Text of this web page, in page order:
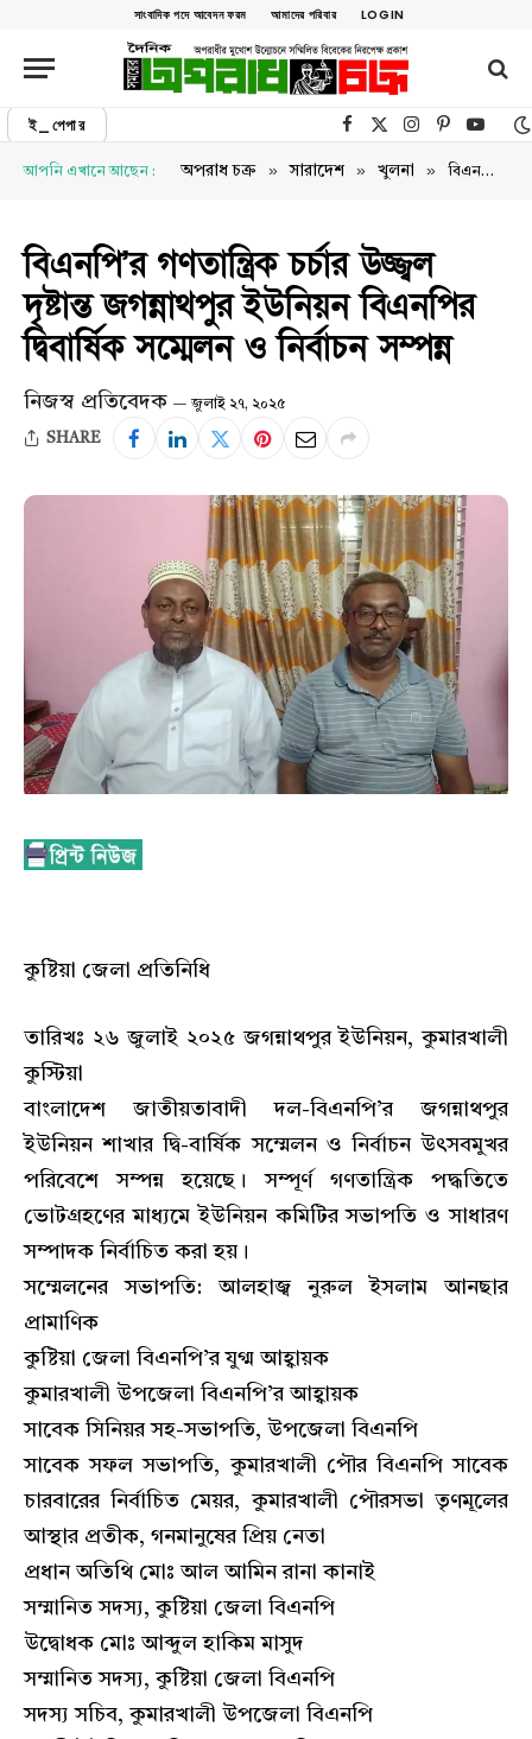
সাংবাদিক পদে আবেদন ফরম আমাদের পরিবার LOGIN
ই_পেপার Facebook
X (Twitter)Instagram
Pinterest
আপনি এখানে আছেন : অপরাধ চক্র » সারাদেশ » খুলনা » বিএনপি’র গণতান্ত্রিক চর্চার উজ্জ্বল দৃষ্টান্ত জগন্নাথপুর ইউনিয়ন বিএনপির দ্বিবার্ষিক সম্মেলন ও নির্বাচন সম্পন্ন
বিএনপি’র গণতান্ত্রিক চর্চার উজ্জ্বল
দৃষ্টান্ত জগন্নাথপুর ইউনিয়ন বিএনপির
দ্বিবার্ষিক সম্মেলন ও নির্বাচন সম্পন্ন
নিজস্ব প্রতিবেদক জুলাই ২৭, ২০২৫
SHARE
কুষ্টিয়া জেলা প্রতিনিধি
তারিখঃ ২৬ জুলাই ২০২৫ জগন্নাথপুর ইউনিয়ন, কুমারখালী
কুস্টিয়া
বাংলাদেশ জাতীয়তাবাদী দল-বিএনপি’র জগন্নাথপুর
ইউনিয়ন শাখার দ্বি-বার্ষিক সম্মেলন ও নির্বাচন উৎসবমুখর
পরিবেশে সম্পন্ন হয়েছে। সম্পূর্ণ গণতান্ত্রিক পদ্ধতিতে
ভোটগ্রহণের মাধ্যমে ইউনিয়ন কমিটির সভাপতি ও সাধারণ
সম্পাদক নির্বাচিত করা হয়।
সম্মেলনের সভাপতি: আলহাজ্ব নুরুল ইসলাম আনছার
প্রামাণিক
কুষ্টিয়া জেলা বিএনপি’র যুগ্ম আহ্বায়ক
কুমারখালী উপজেলা বিএনপি’র আহ্বায়ক
সাবেক সিনিয়র সহ-সভাপতি, উপজেলা বিএনপি
সাবেক সফল সভাপতি, কুমারখালী পৌর বিএনপি সাবেক
চারবারের নির্বাচিত মেয়র, কুমারখালী পৌরসভা তৃণমূলের
আস্থার প্রতীক, গনমানুষের প্রিয় নেতা
প্রধান অতিথি মোঃ আল আমিন রানা কানাই
সম্মানিত সদস্য, কুষ্টিয়া জেলা বিএনপি
উদ্বোধক মোঃ আব্দুল হাকিম মাসুদ
সম্মানিত সদস্য, কুষ্টিয়া জেলা বিএনপি
সদস্য সচিব, কুমারখালী উপজেলা বিএনপি